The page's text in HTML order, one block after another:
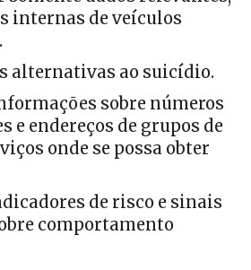
internas de veículos
alternativas ao suicídio.
sobre números
e endereços de grupos de
onde se possa obter
de risco e sinais
comportamento